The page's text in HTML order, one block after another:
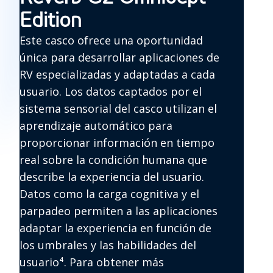
Cables
USB 3,0 tipo C) de 6 m, y un
adaptador de corriente (para usar
cuando USB-C no tiene suministro
de corriente). Adaptador de Mini
DisplayPort™ a DisplayPort™ de
tamaño completo
Identificación
mecánica
Almohadillas frontales
reemplazables
Peso 727 g (1,6 libras)
Resolución
2160 × 2160 píxeles por ojo (4320 ×
2160 píxeles combinados)
Salida de datos
(datos de eye
tracking)
(combinados), OpenXR™ eye
tracking standard ready
Tobii Spotlight™ mirada foveated
Vector y origen de la mirada
(izquierda, derecha)
Detección de parpadeo
Guía de posición del auricular
Guía de posicionamiento del ojo
Tamaño de la pupila
Marca de tiempo (dispositivo y
sistema)
Precisión
Ángulos de 25° izquierda/derecha/abajo y 20°
Edition
Este casco ofrece una oportunidad
única para desarrollar aplicaciones de
RV especializadas y adaptadas a cada
usuario. Los datos captados por el
sistema sensorial del casco utilizan el
aprendizaje automático para
proporcionar información en tiempo
real sobre la condición humana que
describe la experiencia del usuario.
Datos como la carga cognitiva y el
parpadeo permiten a las aplicaciones
adaptar la experiencia en función de
los umbrales y las habilidades del
usuario⁴. Para obtener más